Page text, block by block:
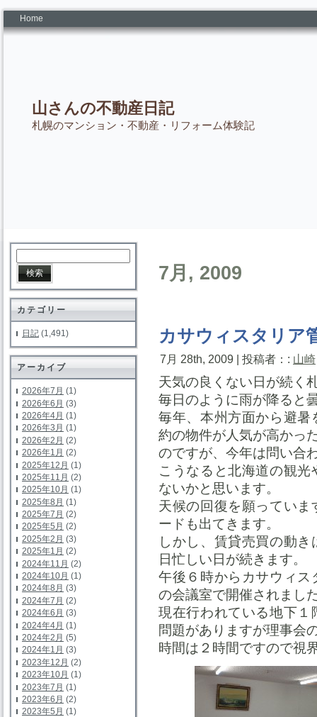
Home
山さんの不動産日記
札幌のマンション・不動産・リフォーム体験記
カテゴリー
日記 (1,491)
アーカイブ
2026年7月 (1)
2026年6月 (3)
2026年4月 (1)
2026年3月 (1)
2026年2月 (2)
2026年1月 (2)
2025年12月 (1)
2025年11月 (2)
2025年10月 (1)
2025年8月 (1)
2025年7月 (2)
2025年5月 (2)
2025年2月 (3)
2025年1月 (2)
2024年11月 (2)
2024年10月 (1)
2024年8月 (3)
2024年7月 (2)
2024年6月 (3)
2024年4月 (1)
2024年2月 (5)
2024年1月 (3)
2023年12月 (2)
2023年10月 (1)
2023年7月 (1)
2023年6月 (2)
2023年5月 (1)
7月, 2009
カサウィスタリア
7月 28th, 2009 | 投稿者：: 山崎
天気の良くない日が続く
毎日のように雨が降ると
毎年、本州方面から避
約の物件が人気が高かっ
のですが、今年は問い合
こうなると北海道の観
ないかと思います。
天候の回復を願ってい
ードも出てきます。
しかし、賃貸売買の動
日忙しい日が続きます。
午後６時からカサウィ
の会議室で開催されまし
現在行われている地下
問題がありますが理事会
時間は２時間ですので視